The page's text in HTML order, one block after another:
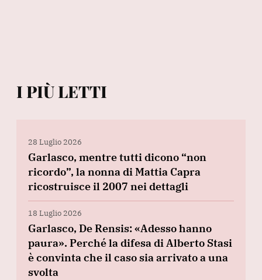
I PIÙ LETTI
28 Luglio 2026
Garlasco, mentre tutti dicono “non
ricordo”, la nonna di Mattia Capra
ricostruisce il 2007 nei dettagli
18 Luglio 2026
Garlasco, De Rensis: «Adesso hanno
paura». Perché la difesa di Alberto Stasi
è convinta che il caso sia arrivato a una
svolta